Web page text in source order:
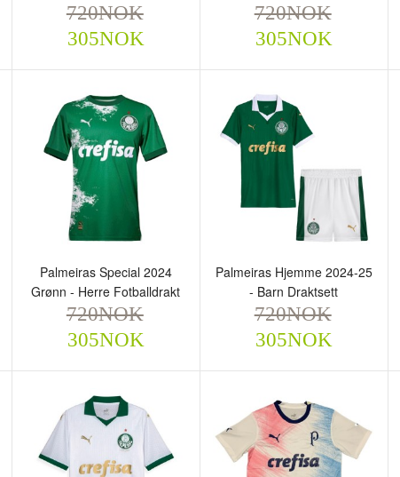
Palmeiras Borte 2025-26 -
Barn Draktsett
720NOK
Palmeiras Special 2024
Hvit - Barn Draktsett
720NOK
720NOK 305NOK 720NOK 305NOK
720NOK
305NOK
720NOK
305NOK
Palmeiras Special 2024
Grønn - Herre Fotballdrakt
720NOK
305NOK
Palmeiras Hjemme 2024-25
- Barn Draktsett
720NOK
305NOK